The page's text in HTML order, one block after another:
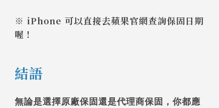
※ iPhone 可以直接去蘋果官網查詢保固日期
喔！
結語
無論是選擇原廠保固還是代理商保固，你都應